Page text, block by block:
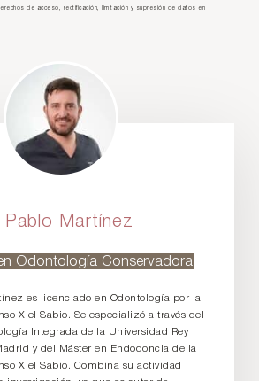
de acceso, rectificación, limitación y supresión de datos en
Pablo Martínez
Odontología Conservadora
es licenciado en Odontología por la
X el Sabio. Se especializó a través del
Integrada de la Universidad Rey
y del Máster en Endodoncia de la
X el Sabio. Combina su actividad